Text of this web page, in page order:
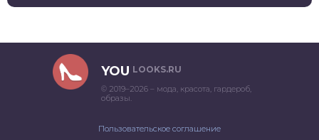
YOU LOOKS.RU
© 2019–2026 – мода, красота, гардероб,
образы.
Пользовательское соглашение